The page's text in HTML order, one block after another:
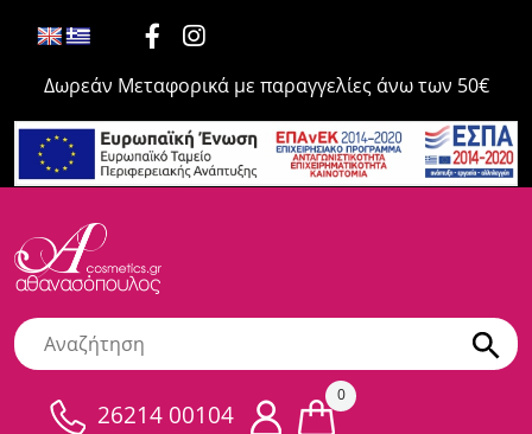
Δωρεάν Μεταφορικά με παραγγελίες άνω των 50€
26214 00104
0